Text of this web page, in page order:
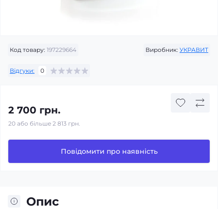
Код товару: 197229664 Виробник: УКРАВИТ
Відгуки: 0
2 700 грн.
20 або більше 2 813 грн.
Повідомити про наявність
Опис